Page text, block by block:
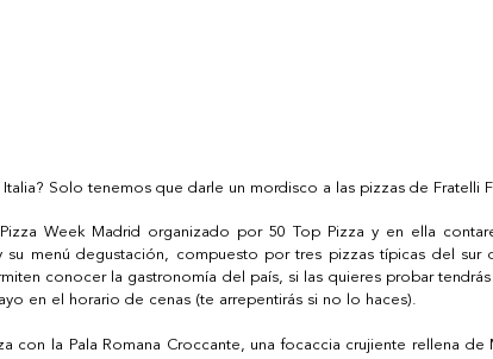
Solo tenemos que darle un mordisco a las pizzas de Fratelli
Week Madrid organizado por 50 Top Pizza y en ella
su menú degustación, compuesto por tres pizzas típicas del sur
conocer la gastronomía del país, si las quieres probar tendrás
en el horario de cenas (te arrepentirás si no lo haces).
con la Pala Romana Croccante, una focaccia crujiente rellena de